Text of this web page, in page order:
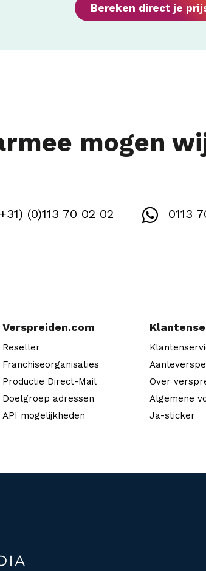
Bereken direct je
mogen
(0)113 70 02 02 0113
Verspreiden.com
Reseller
Franchiseorganisaties
Productie Direct-Mail
Doelgroep adressen
API mogelijkheden
Over
Algemene
Ja-sticker